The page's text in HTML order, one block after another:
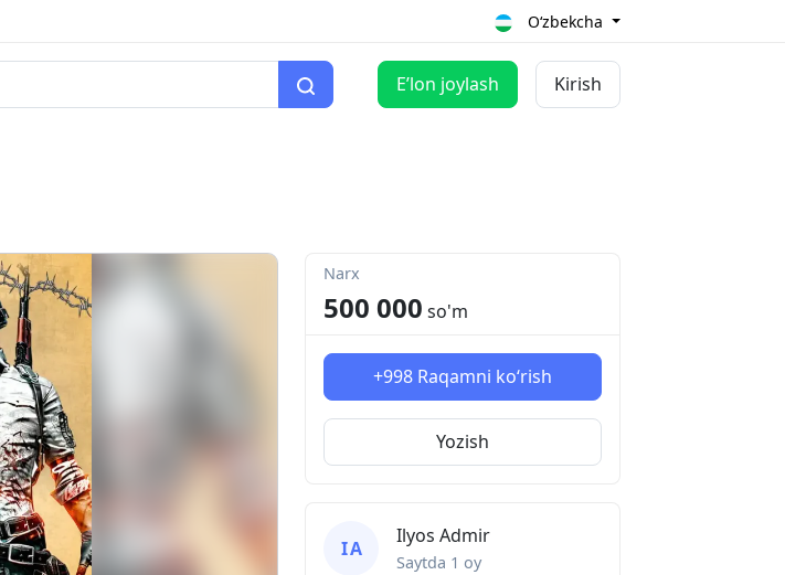
O‘zbekcha
Eʼlon joylash Kirish
Narx
500 000 so'm
+998 Raqamni ko‘rish
Yozish
I A
Ilyos Admir
Saytda 1 oy